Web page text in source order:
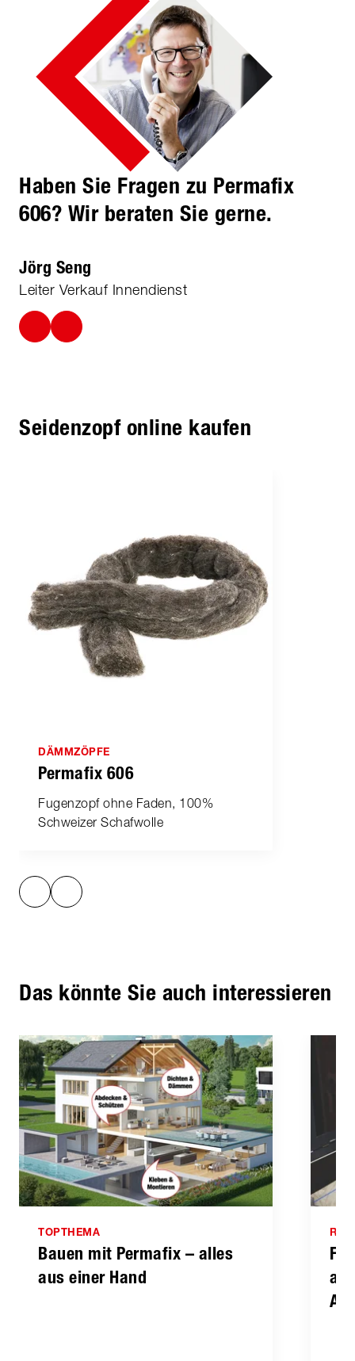
Haben Sie Fragen zu Permafix
606? Wir beraten Sie gerne.
Jörg Seng
Leiter Verkauf Innendienst
Seidenzopf online kaufen
DÄMMZÖPFE
Permafix 606
Fugenzopf ohne Faden, 100%
Schweizer Schafwolle
Das könnte Sie auch interessieren
TOPTHEMA
Bauen mit Permafix – alles
aus einer Hand